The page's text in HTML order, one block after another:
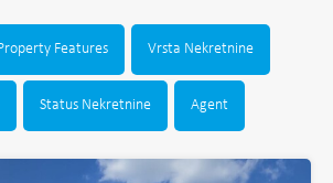
Property Features Vrsta Nekretnine
Status Nekretnine Agent